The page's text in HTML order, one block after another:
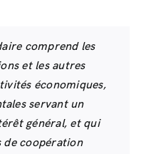
comprend les
et les autres
économiques,
servant un
général, et qui
de coopération